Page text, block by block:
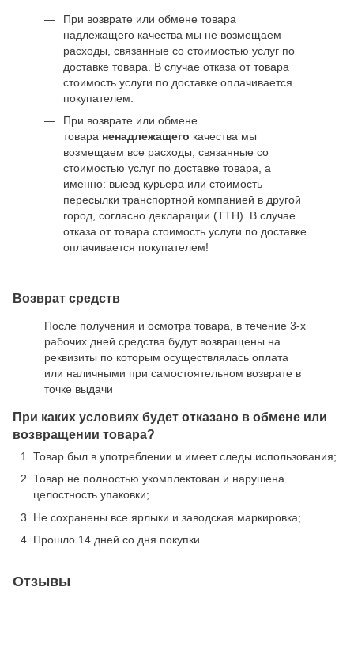
При возврате или обмене товара
надлежащего качества мы не возмещаем
расходы, связанные со стоимостью услуг по
доставке товара. В случае отказа от товара
стоимость услуги по доставке оплачивается
покупателем.
При возврате или обмене
товара ненадлежащего качества мы
возмещаем все расходы, связанные со
стоимостью услуг по доставке товара, а
именно: выезд курьера или стоимость
пересылки транспортной компанией в другой
город, согласно декларации (ТТН). В случае
отказа от товара стоимость услуги по доставке
оплачивается покупателем!
Возврат средств
После получения и осмотра товара, в течение 3-х
рабочих дней средства будут возвращены на
реквизиты по которым осуществлялась оплата
или наличными при самостоятельном возврате в
точке выдачи
При каких условиях будет отказано в обмене или
возвращении товара?
Товар был в употреблении и имеет следы использования;
Товар не полностью укомплектован и нарушена
целостность упаковки;
Не сохранены все ярлыки и заводская маркировка;
Прошло 14 дней со дня покупки.
Отзывы